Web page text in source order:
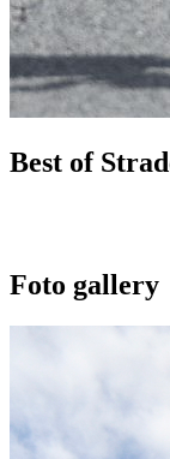
Best of
Foto gallery